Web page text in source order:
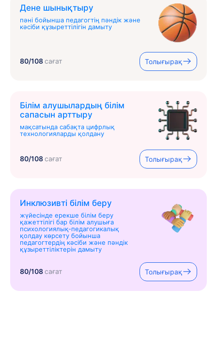
Дене шынықтыру
пәні бойынша педагогтің пәндік және
кәсіби құзыреттілігін дамыту
80/108сағат Толығырақ
Білім алушылардың білім
сапасын арттыру
мақсатында сабақта цифрлық
технологияларды қолдану
80/108сағат Толығырақ
Инклюзивті білім беру
жүйесінде ерекше білім беру
қажеттілігі бар білім алушыға
психологиялық-педагогикалық
қолдау көрсету бойынша
педагогтердің кәсіби және пәндік
құзыреттіліктерін дамыту
80/108сағат Толығырақ